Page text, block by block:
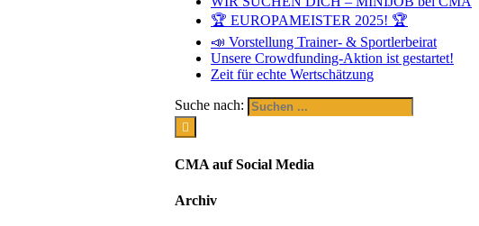
🏆 EUROPAMEISTER 2025! 🏆
📣 Vorstellung Trainer- & Sportlerbeirat
Unsere Crowdfunding-Aktion ist gestartet!
Zeit für echte Wertschätzung
Suche nach:
CMA auf Social Media
Archiv